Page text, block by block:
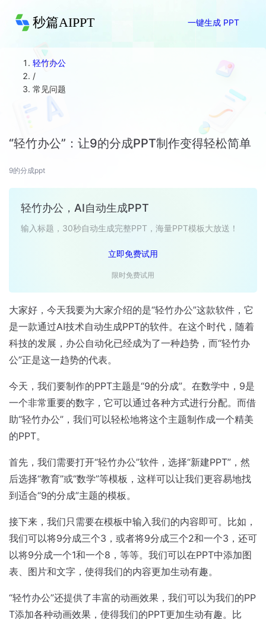
秒篇AIPPT 一键生成 PPT
轻竹办公
/
常见问题
“轻竹办公”：让9的分成PPT制作变得轻松简单
9的分成ppt
轻竹办公，AI自动生成PPT
输入标题，30秒自动生成完整PPT，海量PPT模板大放送！
立即免费试用
限时免费试用
大家好，今天我要为大家介绍的是“轻竹办公”这款软件，它
是一款通过AI技术自动生成PPT的软件。在这个时代，随着
科技的发展，办公自动化已经成为了一种趋势，而“轻竹办
公”正是这一趋势的代表。
今天，我们要制作的PPT主题是“9的分成”。在数学中，9是
一个非常重要的数字，它可以通过各种方式进行分配。而借
助“轻竹办公”，我们可以轻松地将这个主题制作成一个精美
的PPT。
首先，我们需要打开“轻竹办公”软件，选择“新建PPT”，然
后选择“教育”或“数学”等模板，这样可以让我们更容易地找
到适合“9的分成”主题的模板。
接下来，我们只需要在模板中输入我们的内容即可。比如，
我们可以将9分成三个3，或者将9分成三个2和一个3，还可
以将9分成一个1和一个8，等等。我们可以在PPT中添加图
表、图片和文字，使得我们的内容更加生动有趣。
“轻竹办公”还提供了丰富的动画效果，我们可以为我们的PP
T添加各种动画效果，使得我们的PPT更加生动有趣。比